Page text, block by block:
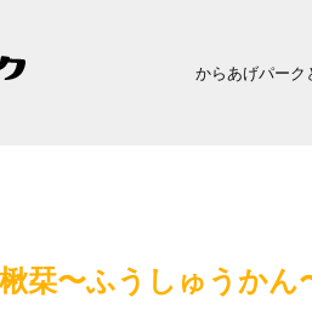
からあげパーク
栞〜ふうしゅうかん